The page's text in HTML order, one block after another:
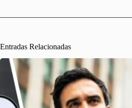
Entradas Relacionadas